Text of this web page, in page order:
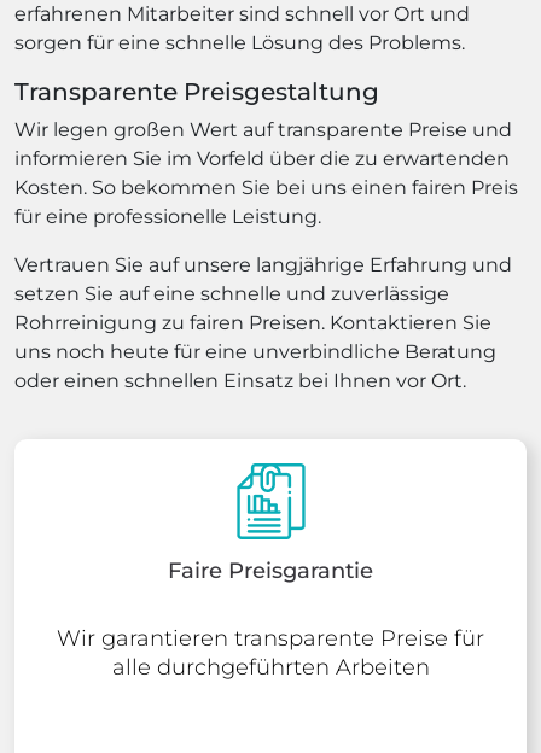
erfahrenen Mitarbeiter sind schnell vor Ort und
sorgen für eine schnelle Lösung des Problems.
Transparente Preisgestaltung
Wir legen großen Wert auf transparente Preise und
informieren Sie im Vorfeld über die zu erwartenden
Kosten. So bekommen Sie bei uns einen fairen Preis
für eine professionelle Leistung.
Vertrauen Sie auf unsere langjährige Erfahrung und
setzen Sie auf eine schnelle und zuverlässige
Rohrreinigung zu fairen Preisen. Kontaktieren Sie
uns noch heute für eine unverbindliche Beratung
oder einen schnellen Einsatz bei Ihnen vor Ort.
Faire Preisgarantie
Wir garantieren transparente Preise für
alle durchgeführten Arbeiten